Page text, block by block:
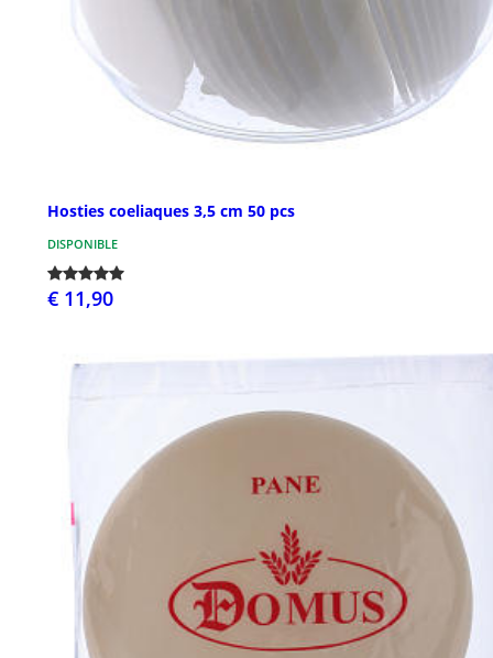
Hosties coeliaques 3,5 cm 50 pcs
DISPONIBLE
€ 11,90